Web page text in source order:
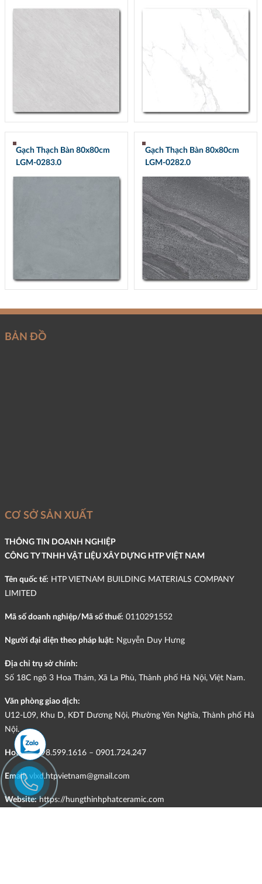
Gạch Thạch Bàn 80x80cm
LGM-0283.0
Gạch Thạch Bàn 80x80cm
LGM-0282.0
BẢN ĐỒ
CƠ SỞ SẢN XUẤT
THÔNG TIN DOANH NGHIỆP
CÔNG TY TNHH VẬT LIỆU XÂY DỰNG HTP VIỆT NAM
Tên quốc tế: HTP VIETNAM BUILDING MATERIALS COMPANY
LIMITED
Mã số doanh nghiệp/Mã số thuế: 0110291552
Người đại diện theo pháp luật: Nguyễn Duy Hưng
Địa chỉ trụ sở chính:
Số 18C ngõ 3 Hoa Thám, Xã La Phù, Thành phố Hà Nội, Việt Nam.
Văn phòng giao dịch:
U12-L09, Khu D, KĐT Dương Nội, Phường Yên Nghĩa, Thành phố Hà
Nội.
Hotline:098.599.1616 – 0901.724.247
Email: vlxd.htpvietnam@gmail.com
Website: https://hungthinhphatceramic.com